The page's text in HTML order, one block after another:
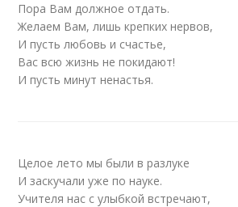
Пора Вам должное отдать.
Желаем Вам, лишь крепких нервов,
И пусть любовь и счастье,
Вас всю жизнь не покидают!
И пусть минут ненастья.
Целое лето мы были в разлуке
И заскучали уже по науке.
Учителя нас с улыбкой встречают,